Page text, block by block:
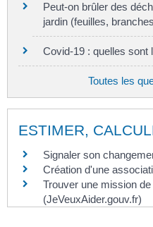
Peut-on brûler des
jardin (feuilles,
Covid-19 : quelles sont
Toutes les
ESTIMER,
Signaler son
Création d'une
Trouver une mission
(JeVeuxAider.gouv.fr)